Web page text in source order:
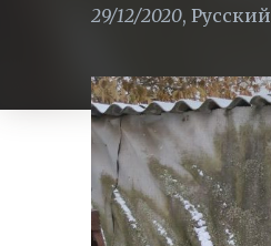
29/12/2020, Русский